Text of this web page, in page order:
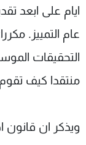
ايام على ابعد
عام التمييز.
التحقيقات
منتقدا كيف
ويذكر ان قانون